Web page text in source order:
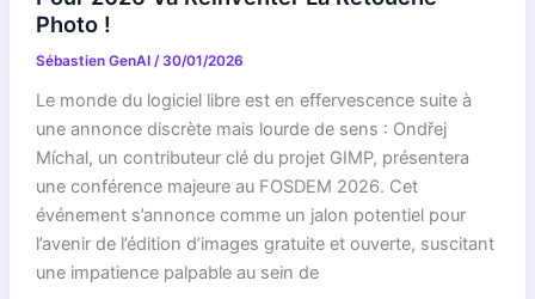
va
ENFIN
démocratiser
la
création
d’images
comme
jamais,
voici
ce
Photo !
Sébastien GenAI / 30/01/2026
Le monde du logiciel libre est en effervescence suite à
une annonce discrète mais lourde de sens : Ondřej
Míchal, un contributeur clé du projet GIMP, présentera
une conférence majeure au FOSDEM 2026. Cet
événement s’annonce comme un jalon potentiel pour
l’avenir de l’édition d’images gratuite et ouverte, suscitant
une impatience palpable au sein de